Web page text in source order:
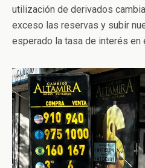
utilización de derivados
exceso las reservas y subir
esperado la tasa de interés en